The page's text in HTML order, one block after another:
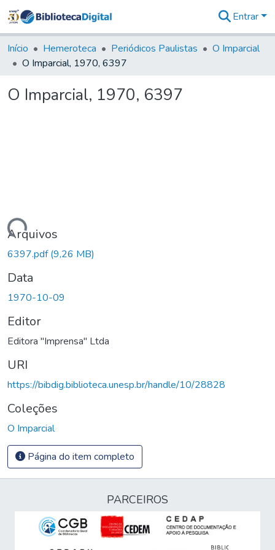
&
Coleções
Tudo na
Digital
Entrar
Início Hemeroteca Periódicos Paulistas
O Imparcial
O Imparcial, 1970, 6397
O Imparcial, 1970, 6397
Carregando...
Arquivos
6397.pdf(9,26 MB)
Data
1970-10-09
Editor
Editora "Imprensa" Ltda
URI
https://bibdig.biblioteca.unesp.br/handle/10/28828
Coleções
O Imparcial
Página do item completo
PARCEIROS